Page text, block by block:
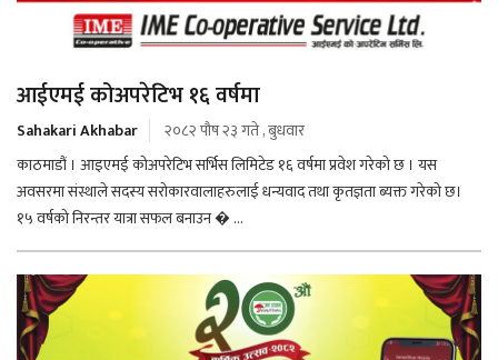
आईएमई कोअपरेटिभ १६ वर्षमा
Sahakari Akhabar
२०८२ पौष २३ गते , बुधवार
काठमाडौं । आइएमई कोअपरेटिभ सर्भिस लिमिटेड १६ वर्षमा प्रवेश गरेको छ । यस
अवसरमा संस्थाले सदस्य सरोकारवालाहरुलाई धन्यवाद तथा कृतज्ञता ब्यक्त गरेको छ।
१५ वर्षको निरन्तर यात्रा सफल बनाउन � ...